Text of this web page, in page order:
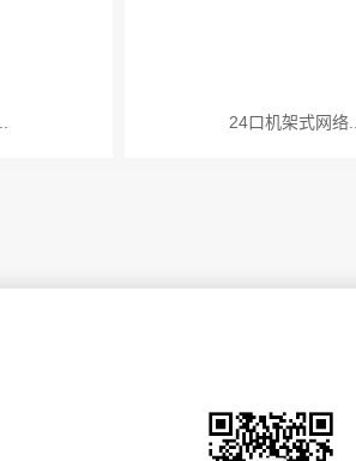
24口机架式网络...